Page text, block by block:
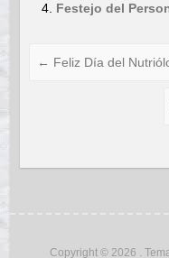
Festejo del
← Feliz Día del
Copyright © 2026 .